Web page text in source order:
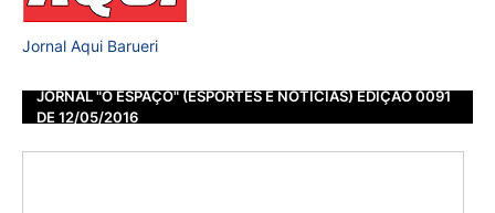
Jornal Aqui Barueri
JORNAL "O ESPAÇO" (ESPORTES E NOTÍCIAS) EDIÇÃO 0091
DE 12/05/2016